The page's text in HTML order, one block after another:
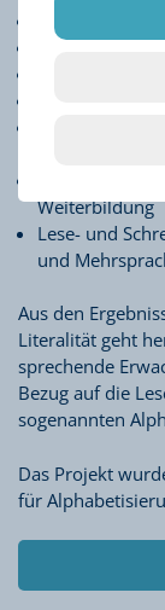
Digitale
Weiterbildung
Lese- und
und
Aus den
Literalität geht
sprechende
Bezug auf die
sogenannten
Das Projekt
für